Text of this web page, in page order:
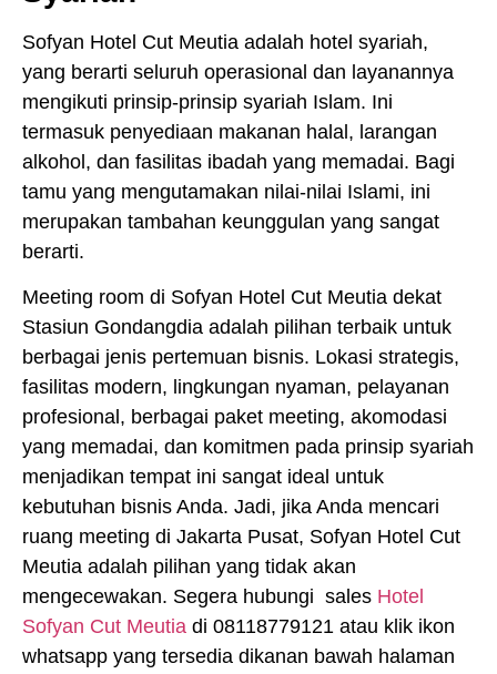
Sofyan Hotel Cut Meutia adalah hotel syariah,
yang berarti seluruh operasional dan layanannya
mengikuti prinsip-prinsip syariah Islam. Ini
termasuk penyediaan makanan halal, larangan
alkohol, dan fasilitas ibadah yang memadai. Bagi
tamu yang mengutamakan nilai-nilai Islami, ini
merupakan tambahan keunggulan yang sangat
berarti.
Meeting room di Sofyan Hotel Cut Meutia dekat
Stasiun Gondangdia adalah pilihan terbaik untuk
berbagai jenis pertemuan bisnis. Lokasi strategis,
fasilitas modern, lingkungan nyaman, pelayanan
profesional, berbagai paket meeting, akomodasi
yang memadai, dan komitmen pada prinsip syariah
menjadikan tempat ini sangat ideal untuk
kebutuhan bisnis Anda. Jadi, jika Anda mencari
ruang meeting di Jakarta Pusat, Sofyan Hotel Cut
Meutia adalah pilihan yang tidak akan
mengecewakan. Segera hubungi sales Hotel
Sofyan Cut Meutia di 08118779121 atau klik ikon
whatsapp yang tersedia dikanan bawah halaman